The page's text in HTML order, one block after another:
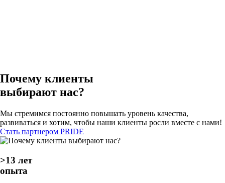
Почему клиенты
выбирают нас?
Мы стремимся постоянно повышать уровень качества,
развиваться и хотим, чтобы наши клиенты росли вместе с нами!
Стать партнером PRIDE
>13 лет
опыта